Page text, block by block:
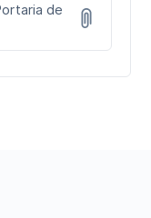
de